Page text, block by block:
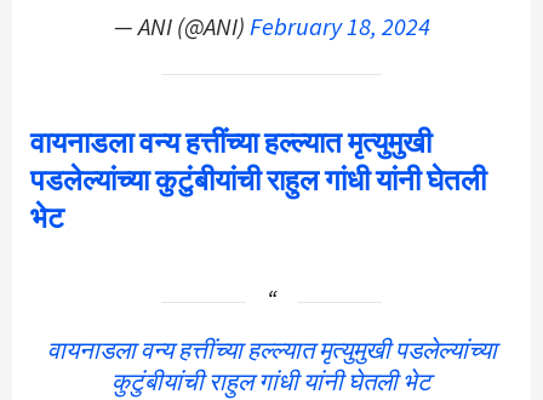
— ANI (@ANI)February 18, 2024
वायनाडला वन्य हत्तींच्या हल्ल्यात मृत्युमुखी
पडलेल्यांच्या कुटुंबीयांची राहुल गांधी यांनी घेतली
भेट
वायनाडला वन्य हत्तींच्या हल्ल्यात मृत्युमुखी पडलेल्यांच्या
कुटुंबीयांची राहुल गांधी यांनी घेतली भेट